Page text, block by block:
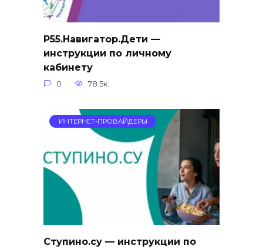
Р55.Навигатор.Дети —
инструкции по личному
кабинету
0 78.5к.
ИНТЕРНЕТ-ПРОВАЙДЕРЫ
Ступино.су — инструкции по